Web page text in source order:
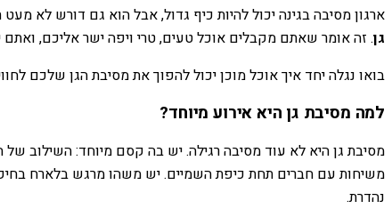
ארגון מסיבה בגינה יכול להיות כיף גדול, אבל הוא גם דורש לא
גן. זה אומר שאתם מקבלים אוכל טעים, טרי ויפה ישר אליכם,
בואו נגלה יחד איך אוכל מוכן יכול להפוך את מסיבת הגן שלכם
למה מסיבת גן היא אירוע מיוחד?
מסיבת גן היא לא עוד מסיבה רגילה. יש בה קסם מיוחד: השילוב של
משיחות עם חברים תחת כיפת השמיים. יש משהו מרגש בלארח
נהדרת.